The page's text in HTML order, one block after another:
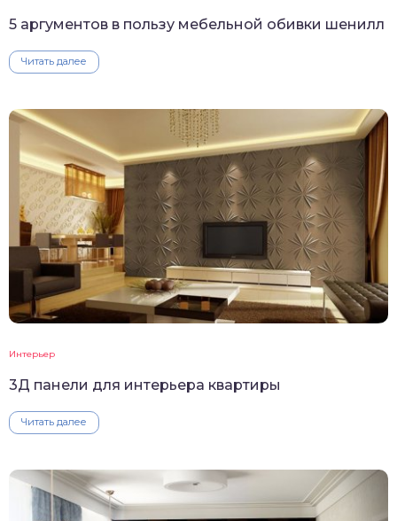
5 аргументов в пользу мебельной обивки шенилл
Читать далее
Интерьер
3Д панели для интерьера квартиры
Читать далее